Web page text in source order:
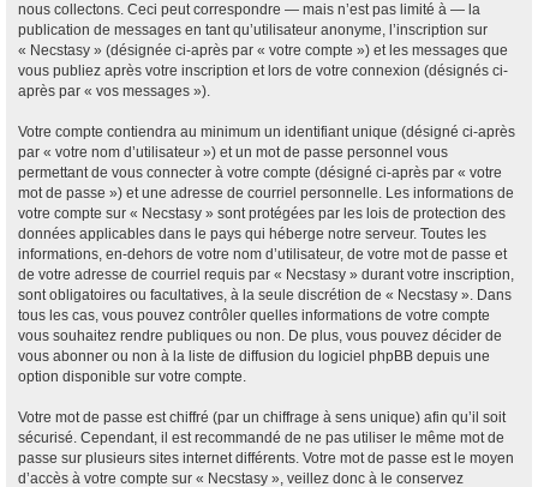
nous collectons. Ceci peut correspondre — mais n’est pas limité à — la
publication de messages en tant qu’utilisateur anonyme, l’inscription sur
« Necstasy » (désignée ci-après par « votre compte ») et les messages que
vous publiez après votre inscription et lors de votre connexion (désignés ci-
après par « vos messages »).
Votre compte contiendra au minimum un identifiant unique (désigné ci-après
par « votre nom d’utilisateur ») et un mot de passe personnel vous
permettant de vous connecter à votre compte (désigné ci-après par « votre
mot de passe ») et une adresse de courriel personnelle. Les informations de
votre compte sur « Necstasy » sont protégées par les lois de protection des
données applicables dans le pays qui héberge notre serveur. Toutes les
informations, en-dehors de votre nom d’utilisateur, de votre mot de passe et
de votre adresse de courriel requis par « Necstasy » durant votre inscription,
sont obligatoires ou facultatives, à la seule discrétion de « Necstasy ». Dans
tous les cas, vous pouvez contrôler quelles informations de votre compte
vous souhaitez rendre publiques ou non. De plus, vous pouvez décider de
vous abonner ou non à la liste de diffusion du logiciel phpBB depuis une
option disponible sur votre compte.
Votre mot de passe est chiffré (par un chiffrage à sens unique) afin qu’il soit
sécurisé. Cependant, il est recommandé de ne pas utiliser le même mot de
passe sur plusieurs sites internet différents. Votre mot de passe est le moyen
d’accès à votre compte sur « Necstasy », veillez donc à le conservez